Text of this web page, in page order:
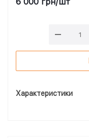
Характеристики